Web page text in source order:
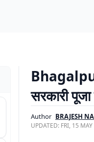
सरकारी
Author BRAJESH
UPDATED: FRI, 15